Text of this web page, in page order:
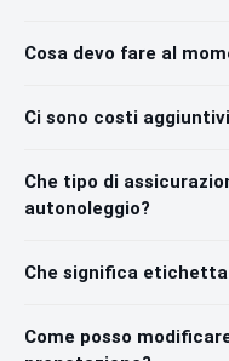
Cosa devo fare al
Ci sono costi
Che tipo di
autonoleggio?
Che significa
Come posso